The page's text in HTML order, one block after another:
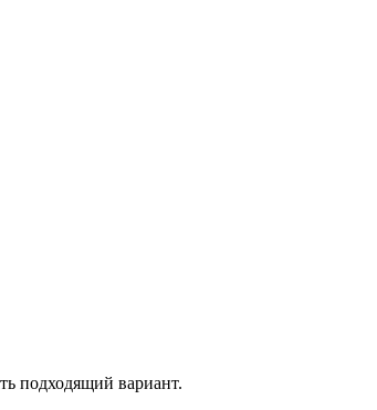
подходящий вариант.